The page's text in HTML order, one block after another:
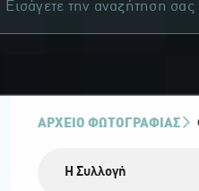
ΑΡΧΕΙΟ ΦΩΤΟΓΡΑΦΙΑΣ
Η Συλλογή